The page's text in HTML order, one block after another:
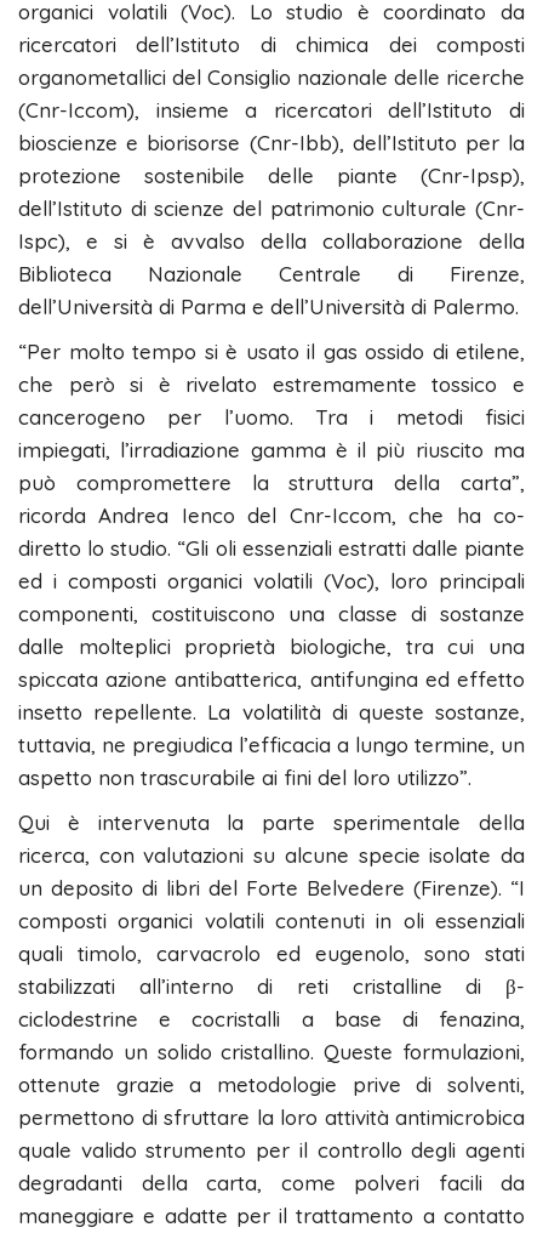
organici volatili (Voc). Lo studio è coordinato da
ricercatori dell’Istituto di chimica dei composti
organometallici del Consiglio nazionale delle ricerche
(Cnr-Iccom), insieme a ricercatori dell’Istituto di
bioscienze e biorisorse (Cnr-Ibb), dell’Istituto per la
protezione sostenibile delle piante (Cnr-Ipsp),
dell’Istituto di scienze del patrimonio culturale (Cnr-
Ispc), e si è avvalso della collaborazione della
Biblioteca Nazionale Centrale di Firenze,
dell’Università di Parma e dell’Università di Palermo.
“Per molto tempo si è usato il gas ossido di etilene,
che però si è rivelato estremamente tossico e
cancerogeno per l’uomo. Tra i metodi fisici
impiegati, l’irradiazione gamma è il più riuscito ma
può compromettere la struttura della carta”,
ricorda Andrea Ienco del Cnr-Iccom, che ha co-
diretto lo studio. “Gli oli essenziali estratti dalle piante
ed i composti organici volatili (Voc), loro principali
componenti, costituiscono una classe di sostanze
dalle molteplici proprietà biologiche, tra cui una
spiccata azione antibatterica, antifungina ed effetto
insetto repellente. La volatilità di queste sostanze,
tuttavia, ne pregiudica l’efficacia a lungo termine, un
aspetto non trascurabile ai fini del loro utilizzo”.
Qui è intervenuta la parte sperimentale della
ricerca, con valutazioni su alcune specie isolate da
un deposito di libri del Forte Belvedere (Firenze). “I
composti organici volatili contenuti in oli essenziali
quali timolo, carvacrolo ed eugenolo, sono stati
stabilizzati all’interno di reti cristalline di β-
ciclodestrine e cocristalli a base di fenazina,
formando un solido cristallino. Queste formulazioni,
ottenute grazie a metodologie prive di solventi,
permettono di sfruttare la loro attività antimicrobica
quale valido strumento per il controllo degli agenti
degradanti della carta, come polveri facili da
maneggiare e adatte per il trattamento a contatto